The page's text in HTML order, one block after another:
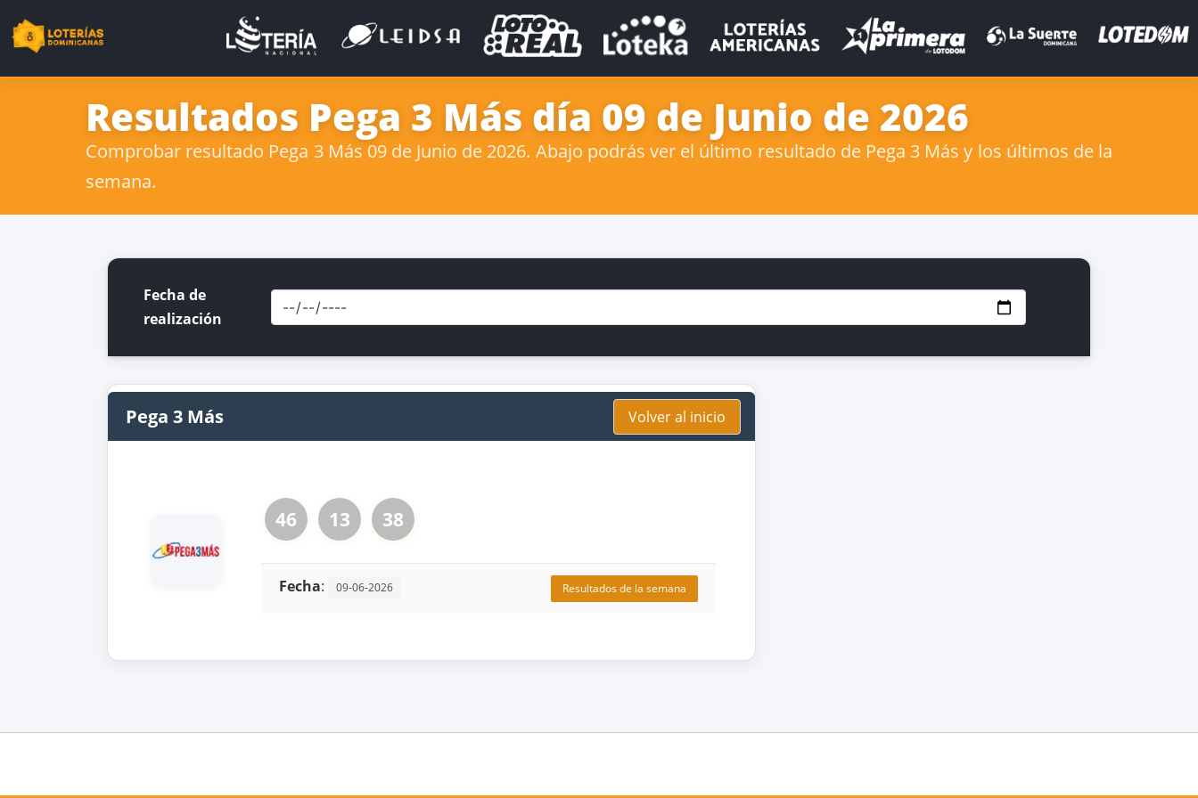
Resultados Pega 3 Más día 09 de Junio de 2026
Comprobar resultado Pega 3 Más 09 de Junio de 2026. Abajo podrás ver el último resultado de Pega 3 Más y los últimos de la
semana.
Fecha de
realización
Pega 3 Más Volver al inicio
46 13 38
Fecha: 09-06-2026 Resultados de la semana